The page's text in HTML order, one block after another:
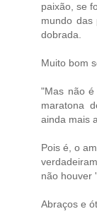
paixão, se
mundo das
dobrada.
Muito bom
"Mas não
maratona
ainda mais
Pois é, o
não houver
Abraços e